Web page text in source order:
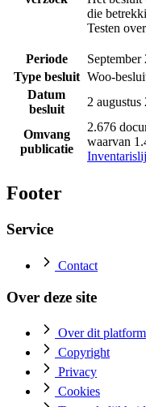
die
Testen
Periode
September
Type besluit Woo-
Datum
besluit
2 augustus
Omvang
publicatie
2.676
waarvan
Footer
Service
Contact
Over deze site
Over dit platform
Copyright
Privacy
Cookies